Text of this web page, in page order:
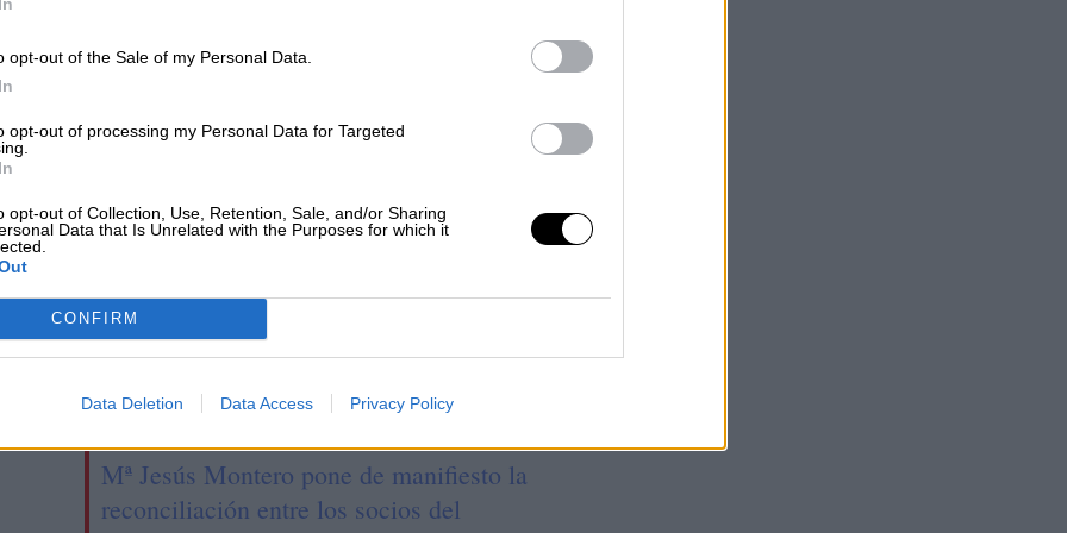
opt-out of the Sale of my Personal Data.
opt-out of processing my Personal Data for Targeted
opt-out of Collection, Use, Retention, Sale, and/or Sharing
Data that Is Unrelated with the Purposes for which it
CONFIRM
Data Deletion Data Access Privacy Policy
andar la
'7 votos después', el
Mª Jesús Montero pone de manifiesto la
reconciliación entre los socios del